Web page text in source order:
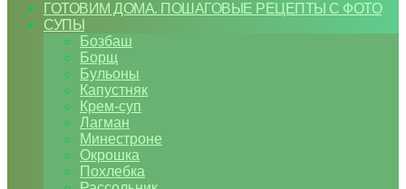
ГОТОВИМ ДОМА. ПОШАГОВЫЕ РЕЦЕПТЫ С ФОТО
СУПЫ
Бозбаш
Борщ
Бульоны
Капустняк
Крем-суп
Лагман
Минестроне
Окрошка
Похлебка